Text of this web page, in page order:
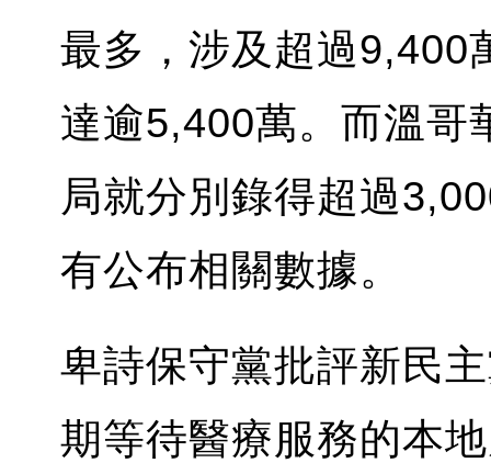
最多，涉及超過9,400
達逾5,400萬。而溫哥
局就分別錄得超過
有公布相關數據。
卑詩保守黨批評新民
期等待醫療服務的本